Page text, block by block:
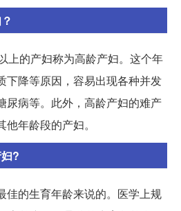
上的产妇称为高龄产妇。这个年
下降等原因，容易出现各种并发
尿病等。此外，高龄产妇的难产
年龄段的产妇。
?
佳的生育年龄来说的。医学上规